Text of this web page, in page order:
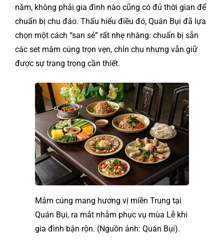
năm, không phải gia đình nào cũng có đủ thời gian để
chuẩn bị chu đáo. Thấu hiểu điều đó, Quán Bụi đã lựa
chọn một cách “san sẻ” rất nhẹ nhàng: chuẩn bị sẵn
các set mâm cúng trọn vẹn, chỉn chu nhưng vẫn giữ
được sự trang trọng cần thiết.
Mâm cúng mang hương vị miền Trung tại
Quán Bụi, ra mắt nhằm phục vụ mùa Lễ khi
gia đình bận rộn. (Nguồn ảnh: Quán Bụi).